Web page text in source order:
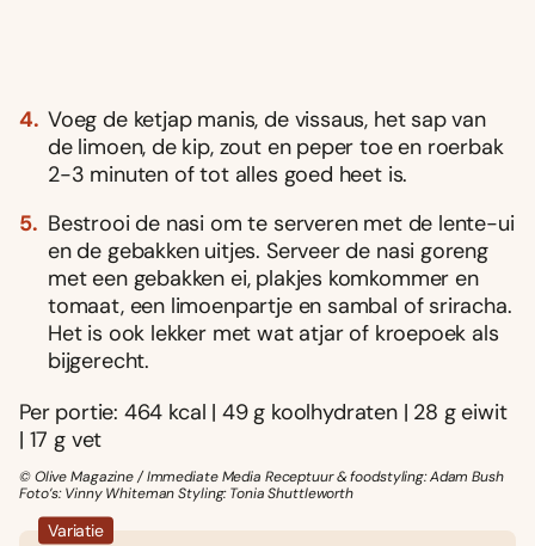
Voeg de ketjap manis, de vissaus, het sap van
de limoen, de kip, zout en peper toe en roerbak
2-3 minuten of tot alles goed heet is.
Bestrooi de nasi om te serveren met de lente-ui
en de gebakken uitjes. Serveer de nasi goreng
met een gebakken ei, plakjes komkommer en
tomaat, een limoenpartje en sambal of sriracha.
Het is ook lekker met wat atjar of kroepoek als
bijgerecht.
Per portie: 464 kcal | 49 g koolhydraten | 28 g eiwit
| 17 g vet
© Olive Magazine / Immediate Media Receptuur & foodstyling: Adam Bush
Foto’s: Vinny Whiteman Styling: Tonia Shuttleworth
Variatie